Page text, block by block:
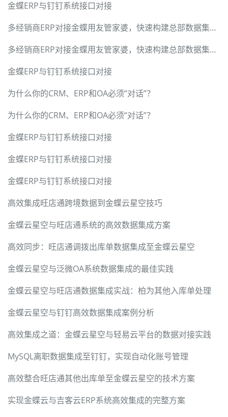
金蝶ERP与钉钉系统接口对接
多经销商ERP对接金蝶用友管家婆，快速构建总部数据集成中台
多经销商ERP对接金蝶用友管家婆，快速构建总部数据集成中台
金蝶ERP与钉钉系统接口对接
为什么你的CRM、ERP和OA必须“对话”？
为什么你的CRM、ERP和OA必须“对话”？
金蝶ERP与钉钉系统接口对接
金蝶ERP与钉钉系统接口对接
金蝶ERP与钉钉系统接口对接
高效集成旺店通跨境数据到金蝶云星空技巧
金蝶云星空与旺店通系统的高效数据集成方案
高效同步：旺店通调拨出库单数据集成至金蝶云星空
金蝶云星空与泛微OA系统数据集成的最佳实践
金蝶云星空与旺店通数据集成实战：柏为其他入库单处理
金蝶云星空与钉钉高效数据集成案例分析
高效集成之道：金蝶云星空与轻易云平台的数据对接实践
MySQL离职数据集成至钉钉，实现自动化账号管理
高效整合旺店通其他出库单至金蝶云星空的技术方案
实现金蝶云与吉客云ERP系统高效集成的完整方案